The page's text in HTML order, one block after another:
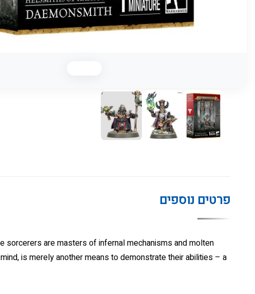
פרטים נוספים
sorcerers are masters of infernal mechanisms and molten
is merely another means to demonstrate their abilities – a